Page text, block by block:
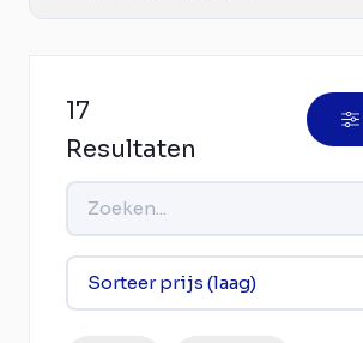
17
Resultaten